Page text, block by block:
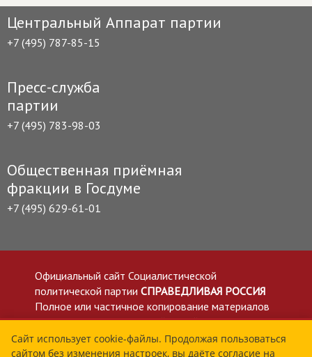
Центральный Аппарат партии
+7 (495) 787-85-15
Пресс-служба
партии
+7 (495) 783-98-03
Общественная приёмная
фракции в Госдуме
+7 (495) 629-61-01
Официальный сайт Социалистической
политической партии СПРАВЕДЛИВАЯ РОССИЯ
Полное или частичное копирование материалов
приветствуется со ссылкой на сайт spravedlivo.ru
Политика в отношении обработки персональных
данных
Сайт использует cookie-файлы. Продолжая пользоваться
сайтом без изменения настроек, вы даёте согласие на